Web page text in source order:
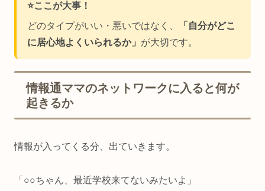
⭐ここが大事！
どのタイプがいい・悪いではなく、
「自分がどこ
に居心地よくいられるか」 が大切です。
情報通ママのネットワークに入ると何が
起きるか
情報が入ってくる分、出ていきます。
「○○ちゃん、最近学校来てないみたいよ」